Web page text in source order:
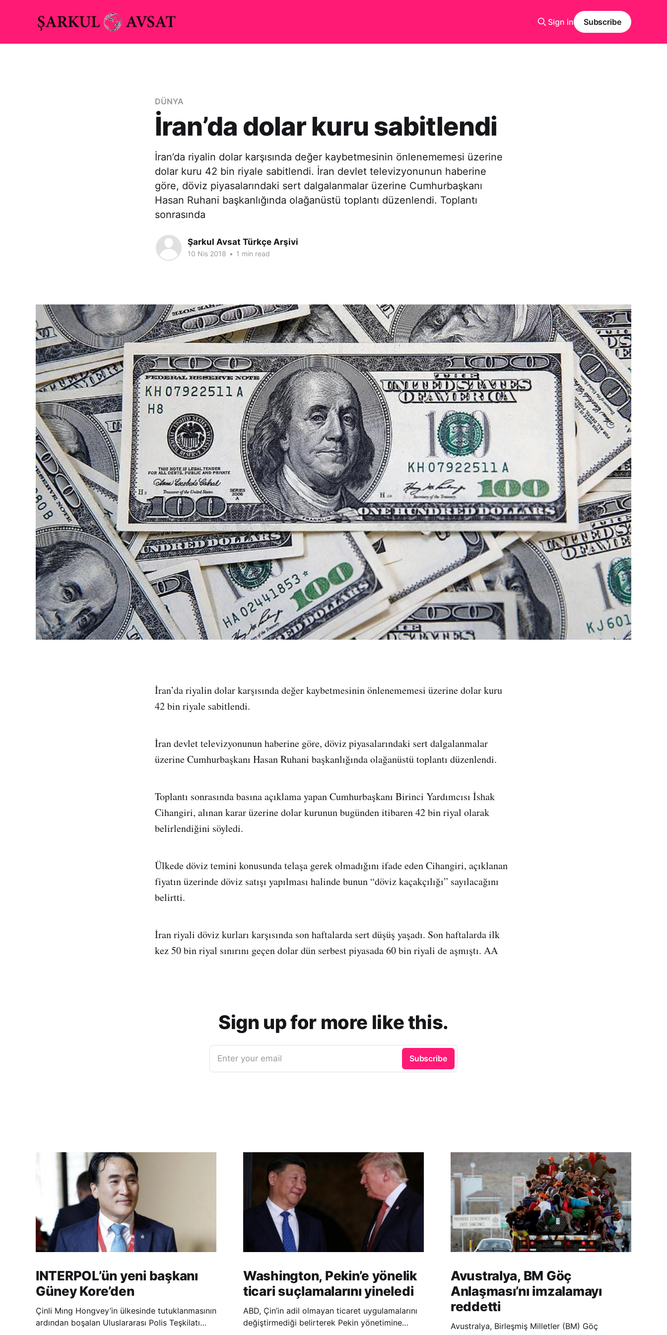
Sign in Subscribe
DÜNYA
İran’da dolar kuru sabitlendi
İran’da riyalin dolar karşısında değer kaybetmesinin önlenememesi üzerine
dolar kuru 42 bin riyale sabitlendi. İran devlet televizyonunun haberine
göre, döviz piyasalarındaki sert dalgalanmalar üzerine Cumhurbaşkanı
Hasan Ruhani başkanlığında olağanüstü toplantı düzenlendi. Toplantı
sonrasında
Şarkul Avsat Türkçe Arşivi
10 Nis 2018 • 1 min read
İran’da riyalin dolar karşısında değer kaybetmesinin önlenememesi üzerine dolar kuru
42 bin riyale sabitlendi.
İran devlet televizyonunun haberine göre, döviz piyasalarındaki sert dalgalanmalar
üzerine Cumhurbaşkanı Hasan Ruhani başkanlığında olağanüstü toplantı düzenlendi.
Toplantı sonrasında basına açıklama yapan Cumhurbaşkanı Birinci Yardımcısı İshak
Cihangiri, alınan karar üzerine dolar kurunun bugünden itibaren 42 bin riyal olarak
belirlendiğini söyledi.
Ülkede döviz temini konusunda telaşa gerek olmadığını ifade eden Cihangiri, açıklanan
fiyatın üzerinde döviz satışı yapılması halinde bunun “döviz kaçakçılığı” sayılacağını
belirtti.
İran riyali döviz kurları karşısında son haftalarda sert düşüş yaşadı. Son haftalarda ilk
kez 50 bin riyal sınırını geçen dolar dün serbest piyasada 60 bin riyali de aşmıştı. AA
Sign up for more like this.
Enter your email Subscribe
INTERPOL’ün yeni başkanı
Güney Kore’den
Çinli Mıng Hongvey’in ülkesinde tutuklanmasının
ardından boşalan Uluslararası Polis Teşkilatı
Washington, Pekin’e yönelik
ticari suçlamalarını yineledi
ABD, Çin’in adil olmayan ticaret uygulamalarını
değiştirmediği belirterek Pekin yönetimine
Avustralya, BM Göç
Anlaşması’nı imzalamayı
reddetti
Avustralya, Birleşmiş Milletler (BM) Göç